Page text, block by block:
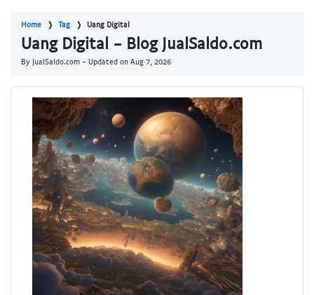
Home Tag Uang Digital
Uang Digital - Blog JualSaldo.com
By JualSaldo.com - Updated on Aug 7, 2026